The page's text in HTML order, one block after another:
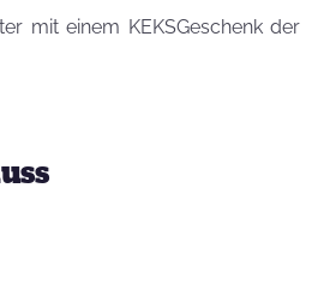
mit einem KEKSGeschenk der